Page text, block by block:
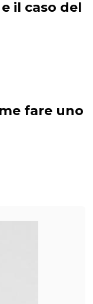
il caso del
fare uno